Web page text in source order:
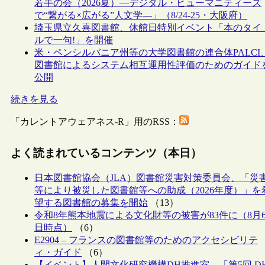
若手の会（2026夏）―デジタル・ヒューマニティーズ
で“繋がる×広がる”人文学―」（8/24-25・大阪府）
埼玉県立久喜図書館、休館日特別イベント「本のタイ
ルで一句!」を開催
米・ペンシルバニア州等の大学図書館の連合体PALCI、
図書館によるシステム相互運用性評価のためのガイド
公開
続きを見る
「カレントアウェアネス-R」用のRSS：
よく読まれているコンテンツ（本日）
日本図書館協会（JLA）図書館災害対策委員会、「災
等により被災した図書館等への助成（2026年度）」を
望する図書館の募集を開始 （13）
令和8年熊本地震による文化財等の被害が83件に（8月
日時点）
（6）
E2904 – フランスの図書館等のためのアクセシビリテ
ィ・ガイド
（6）